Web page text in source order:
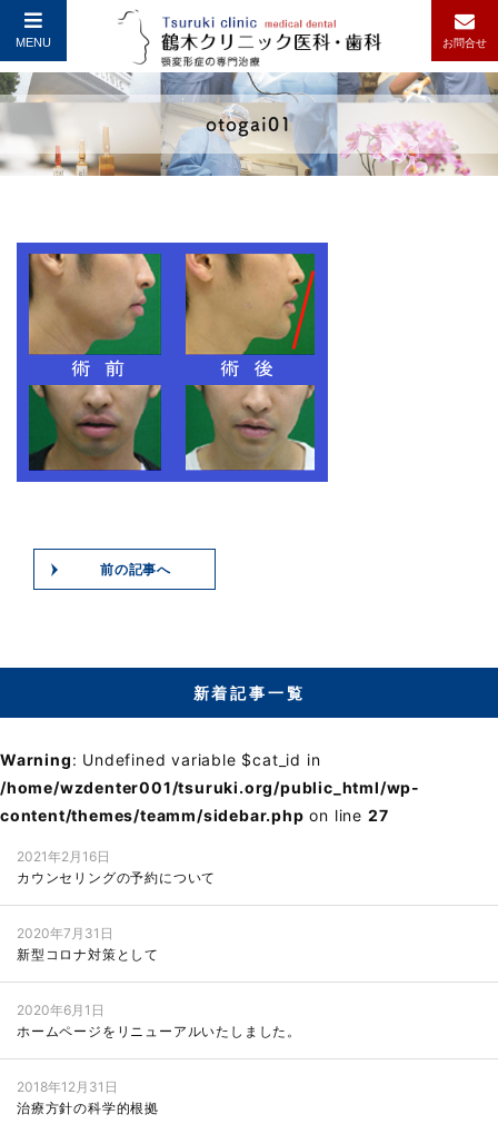
お問合せ
MENU
otogai01
前の記事へ
新着記事一覧
Warning: Undefined variable $cat_id in
/home/wzdenter001/tsuruki.org/public_html/wp-
content/themes/teamm/sidebar.php on line 27
2021年2月16日
カウンセリングの予約について
2020年7月31日
新型コロナ対策として
2020年6月1日
ホームページをリニューアルいたしました。
2018年12月31日
治療方針の科学的根拠